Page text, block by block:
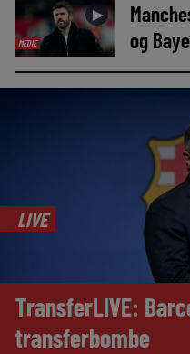
MEDIE
►
og
LIVE
TransferLIVE:
transferbombe